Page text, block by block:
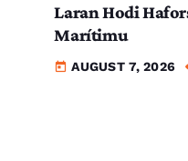
Laran Hodi
Marítimu
today AUGUST 7, 2026